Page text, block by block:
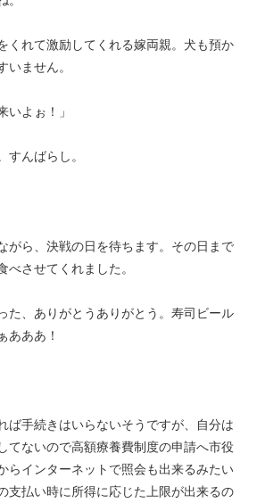
くれて激励してくれる嫁両親。犬も預か
いません。
いよぉ！」
すんばらし。
がら、決戦の日を待ちます。その日まで
べさせてくれました。
た、ありがとうありがとう。寿司ビール
あああ！
ば手続きはいらないそうですが、自分は
てないので高額療養費制度の申請へ市役
らインターネットで照会も出来るみたい
支払い時に所得に応じた上限が出来るの